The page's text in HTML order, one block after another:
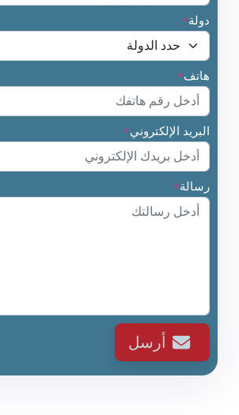
دولة*
هاتف*
البريد الإلكتروني*
رسالة*
أرسل